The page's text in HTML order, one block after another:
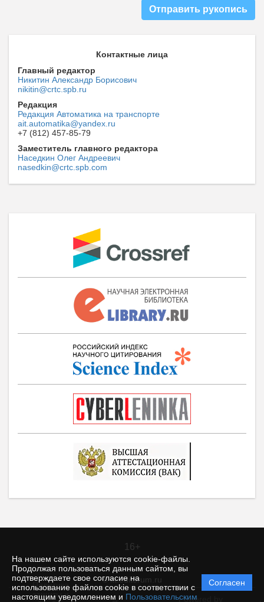
На нашем сайте используются cookie-файлы.
Продолжая пользоваться данным сайтом, вы
подтверждаете свое согласие на
использование файлов cookie в соответствии с
настоящим уведомлением и Пользовательским
Согласен
Отправить рукопись
Контактные лица
Главный редактор
Никитин Александр Борисович
nikitin@crtc.spb.ru
Редакция
Редакция Автоматика на транспорте
ait.automatika@yandex.ru
+7 (812) 457-85-79
Заместитель главного редактора
Наседкин Олег Андреевич
nasedkin@crtc.spb.com
16+
© itt.editorum.ru
Политика
защиты и
Powered by